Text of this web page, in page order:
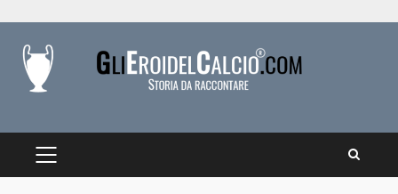
content
PRIMARY